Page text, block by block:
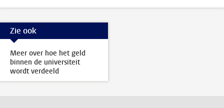
Zie ook
Meer over hoe het geld
binnen de universiteit
wordt verdeeld